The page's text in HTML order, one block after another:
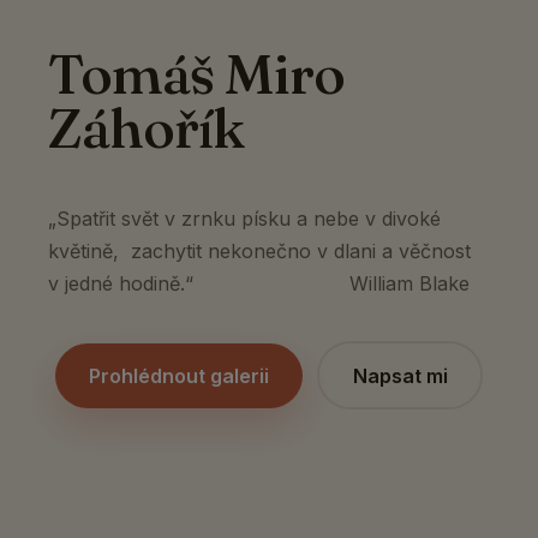
Tomáš Miro
Záhořík
„Spatřit svět v zrnku písku a nebe v divoké
květině, zachytit nekonečno v dlani a věčnost
v jedné hodině.“ William Blake
Prohlédnout galerii Napsat mi